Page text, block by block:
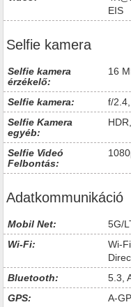
EIS
Selfie kamera
Selfie kamera
érzékelő:
16
Selfie kamera:
f/
Selfie Kamera
egyéb:
Selfie Videó
Felbontás:
Adatkommunikáció
Mobil Net:
5G/
Wi-Fi:
Wi-
Bluetooth:
5.3,
GPS:
A-